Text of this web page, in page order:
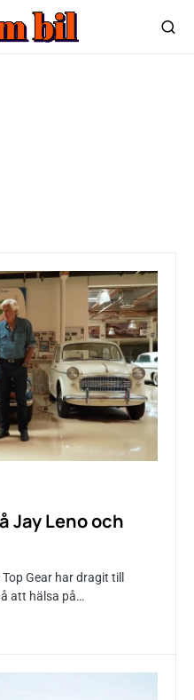
Jay Leno och
Gear har dragit till
att hälsa på…